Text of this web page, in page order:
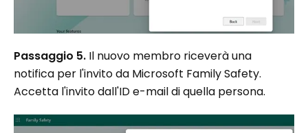
Passaggio 5. Il nuovo membro riceverà una
notifica per l'invito da Microsoft Family Safety.
Accetta l'invito dall'ID e-mail di quella persona.